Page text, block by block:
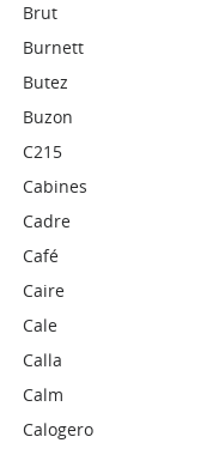
Brut
Burnett
Butez
Buzon
C215
Cabines
Cadre
Café
Caire
Cale
Calla
Calm
Calogero